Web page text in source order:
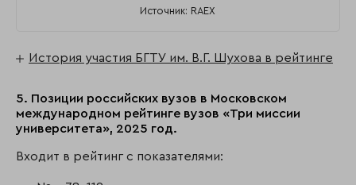
Источник: RAEX
История участия БГТУ им. В.Г. Шухова в рейтинге
5. Позиции российских вузов в Московском
международном рейтинге вузов «Три миссии
университета», 2025 год.
Входит в рейтинг с показателями: